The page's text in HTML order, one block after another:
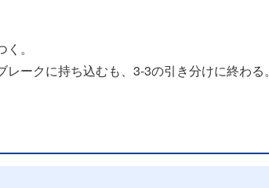
。
ークに持ち込むも、3-3の引き分けに終わる。